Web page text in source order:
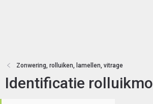
Zonwering, rolluiken, lamellen, vitrage
Identificatie